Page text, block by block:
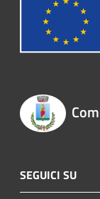
SEGUICI SU